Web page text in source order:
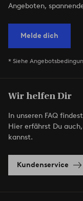
Angeboten,
Melde dich
* Siehe
Wir helfen Dir
In unseren FAQ
Hier erfährst Du
kannst.
Kundenservice